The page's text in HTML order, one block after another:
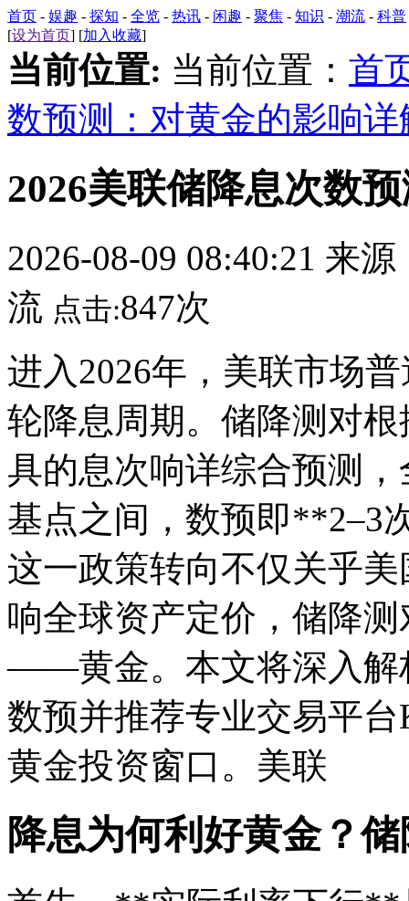
首页 - 娱趣 - 探知 - 全览 - 热讯 - 闲趣 - 聚焦 - 知识 - 潮流 - 科普
[设为首页] [加入收藏]
当前位置: 当前位置： 首
数预测：对黄金的影响详
2026美联储降息次数
2026-08-09 08:40:21 来源
流 点击:847次
进入2026年，美联市场
轮降息周期。储降测对根
具的息次响详综合预测，
基点之间，数预即**2–3
这一政策转向不仅关乎
响全球资产定价，储降
——黄金。本文将深入解
数预并推荐专业交易平
黄金投资窗口。美联
降息为何利好黄金？